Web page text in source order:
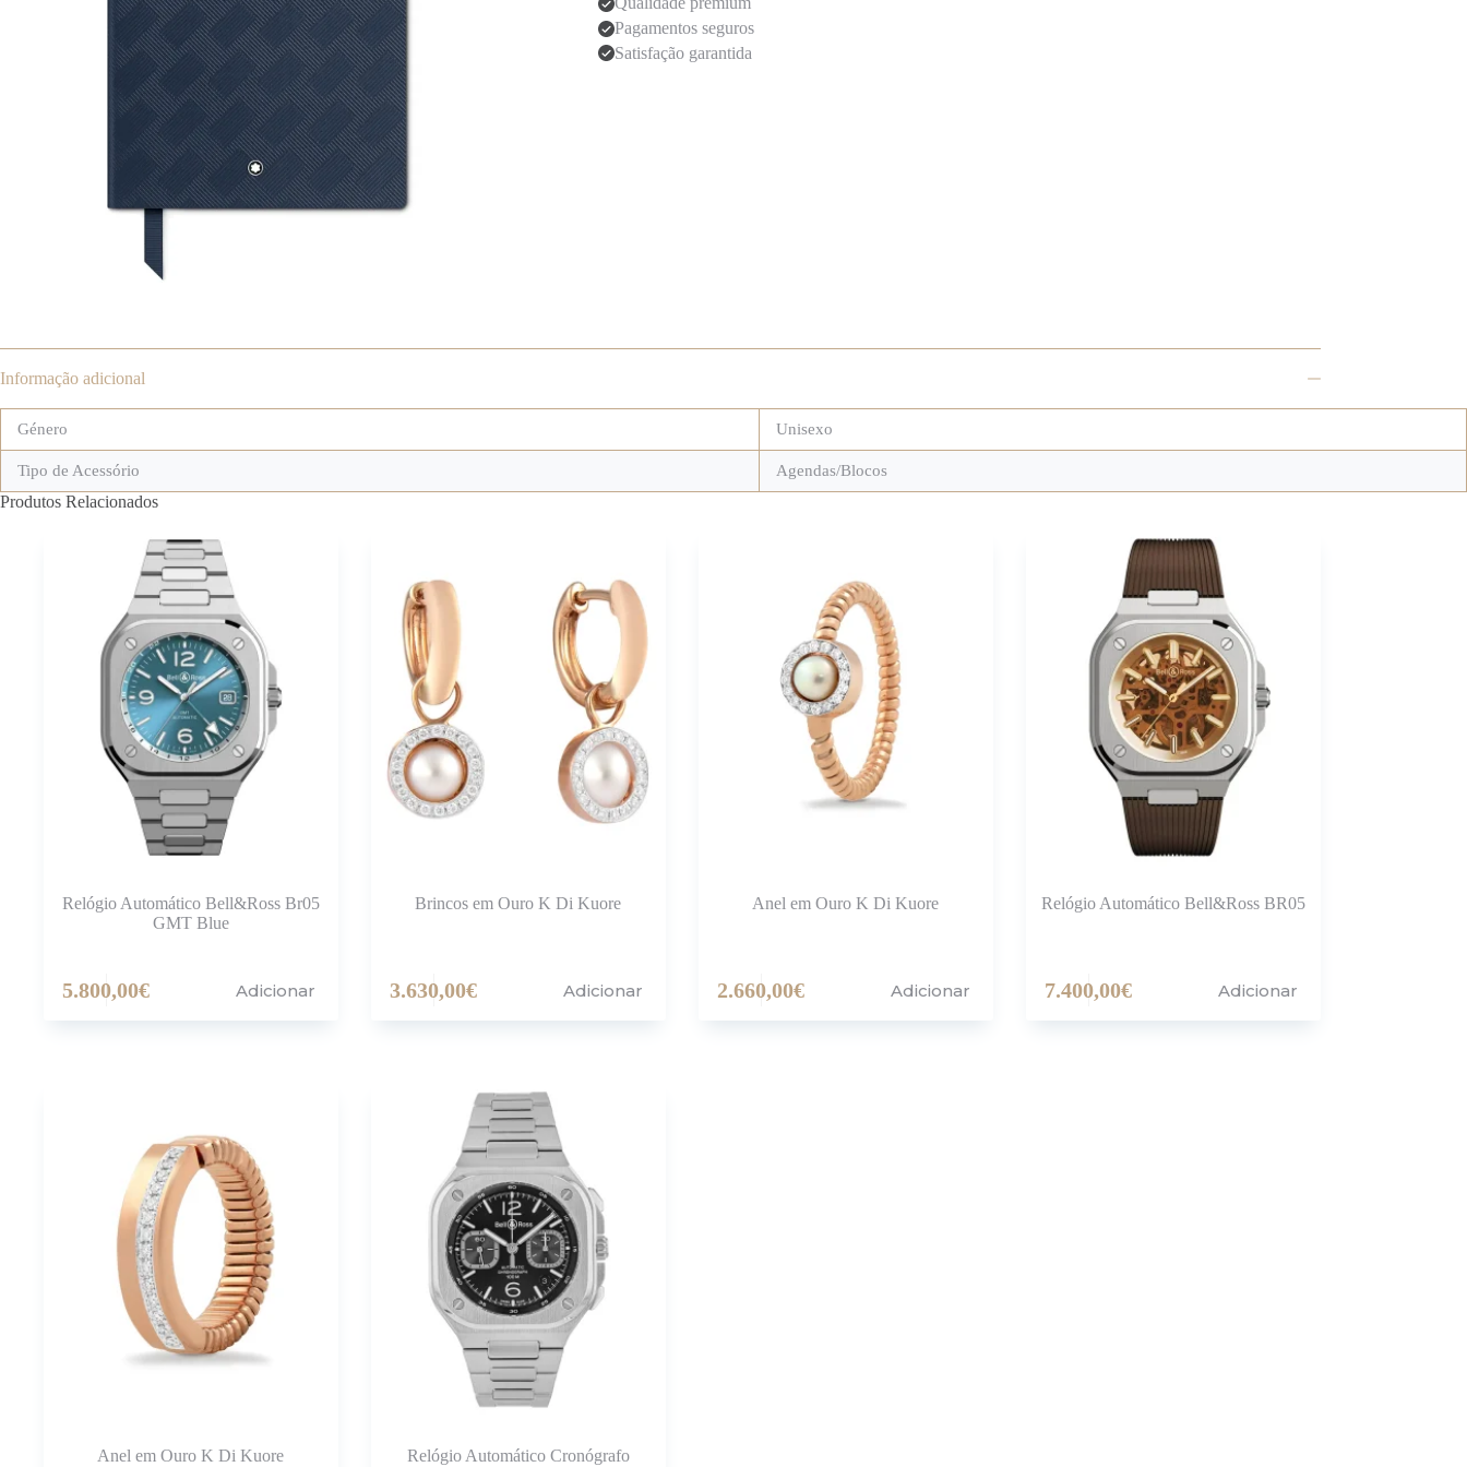
Pagamentos seguros
Satisfação garantida
Informação adicional
Género Unisexo
Tipo de Acessório Agendas/Blocos
Produtos Relacionados
Relógio Automático Bell&Ross Br05
GMT Blue
5.800,00€ Adicionar
Brincos em Ouro K Di Kuore
3.630,00€ Adicionar
Anel em Ouro K Di Kuore
2.660,00€ Adicionar
Relógio Automático Bell&Ross BR05
7.400,00€ Adicionar
Anel em Ouro K Di Kuore
Relógio Automático Cronógrafo